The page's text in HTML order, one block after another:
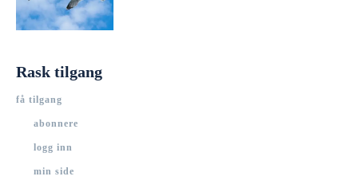
Rask tilgang
få tilgang
abonnere
logg inn
min side